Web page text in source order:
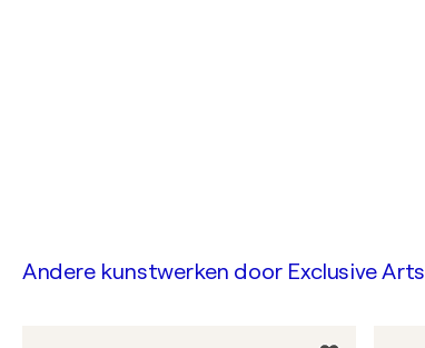
Andere kunstwerken door Exclusive Arts